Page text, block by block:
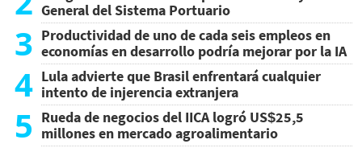
General del Sistema Portuario
3 Productividad de uno de cada seis empleos en
economías en desarrollo podría mejorar por la IA
4 Lula advierte que Brasil enfrentará cualquier
intento de injerencia extranjera
5 Rueda de negocios del IICA logró US$25,5
millones en mercado agroalimentario